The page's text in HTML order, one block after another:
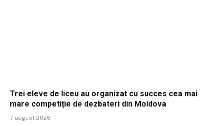
Trei eleve de liceu au organizat cu succes cea mai
mare competiție de dezbateri din Moldova
7 august 2026